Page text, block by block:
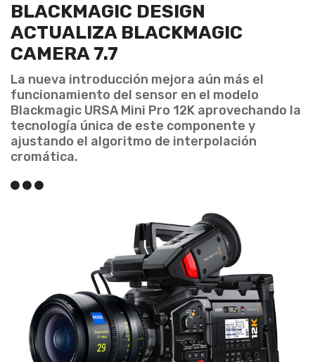
BLACKMAGIC DESIGN
ACTUALIZA BLACKMAGIC
CAMERA 7.7
La nueva introducción mejora aún más el
funcionamiento del sensor en el modelo
Blackmagic URSA Mini Pro 12K aprovechando la
tecnología única de este componente y
ajustando el algoritmo de interpolación
cromática.